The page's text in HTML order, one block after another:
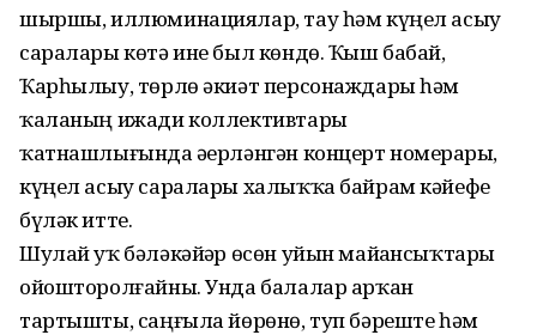
шыршы, иллюминациялар, тау һәм күңел асыу
саралары көтә ине был көндө. Ҡыш бабай,
Ҡарһылыу, төрлө әкиәт персонаждары һәм
ҡаланың ижади коллективтары
ҡатнашлығында әҙерләнгән концерт номерҙары,
күңел асыу саралары халыҡҡа байрам кәйефе
бүләк итте.
Шулай уҡ бәләкәйҙәр өсөн уйын майҙансыҡтары
ойошторолғайны. Унда балалар арҡан
тартышты, саңғыла йөрөнө, туп бәреште һәм